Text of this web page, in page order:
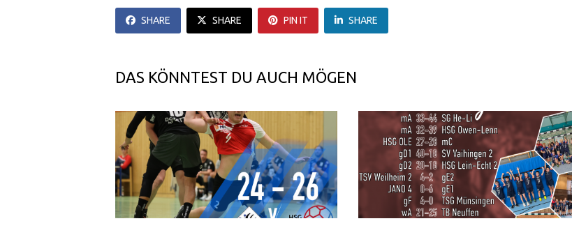
SHARE SHARE PIN IT SHARE
DAS KÖNNTEST DU AUCH MÖGEN